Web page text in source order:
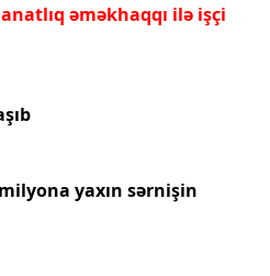
əməkhaqqı ilə işçi
yaxın sərnişin